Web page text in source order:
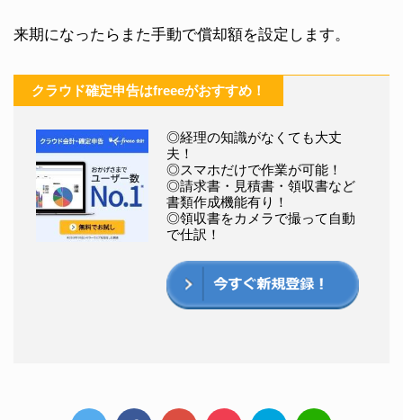
来期になったらまた手動で償却額を設定します。
クラウド確定申告はfreeeがおすすめ！
◎経理の知識がなくても大丈
夫！
◎スマホだけで作業が可能！
◎請求書・見積書・領収書など
書類作成機能有り！
◎領収書をカメラで撮って自動
で仕訳！